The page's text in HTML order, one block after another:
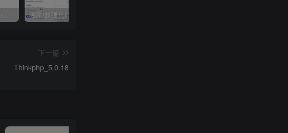
下一篇
Thinkphp_5.0.18